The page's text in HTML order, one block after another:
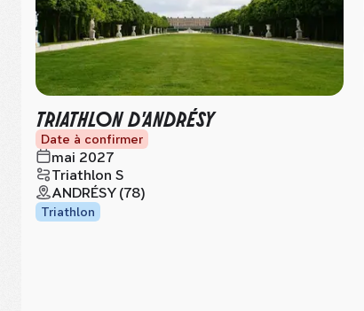
TRIATHLON D'ANDRÉSY
Date à confirmer
mai 2027
Triathlon S
ANDRÉSY (78)
Triathlon